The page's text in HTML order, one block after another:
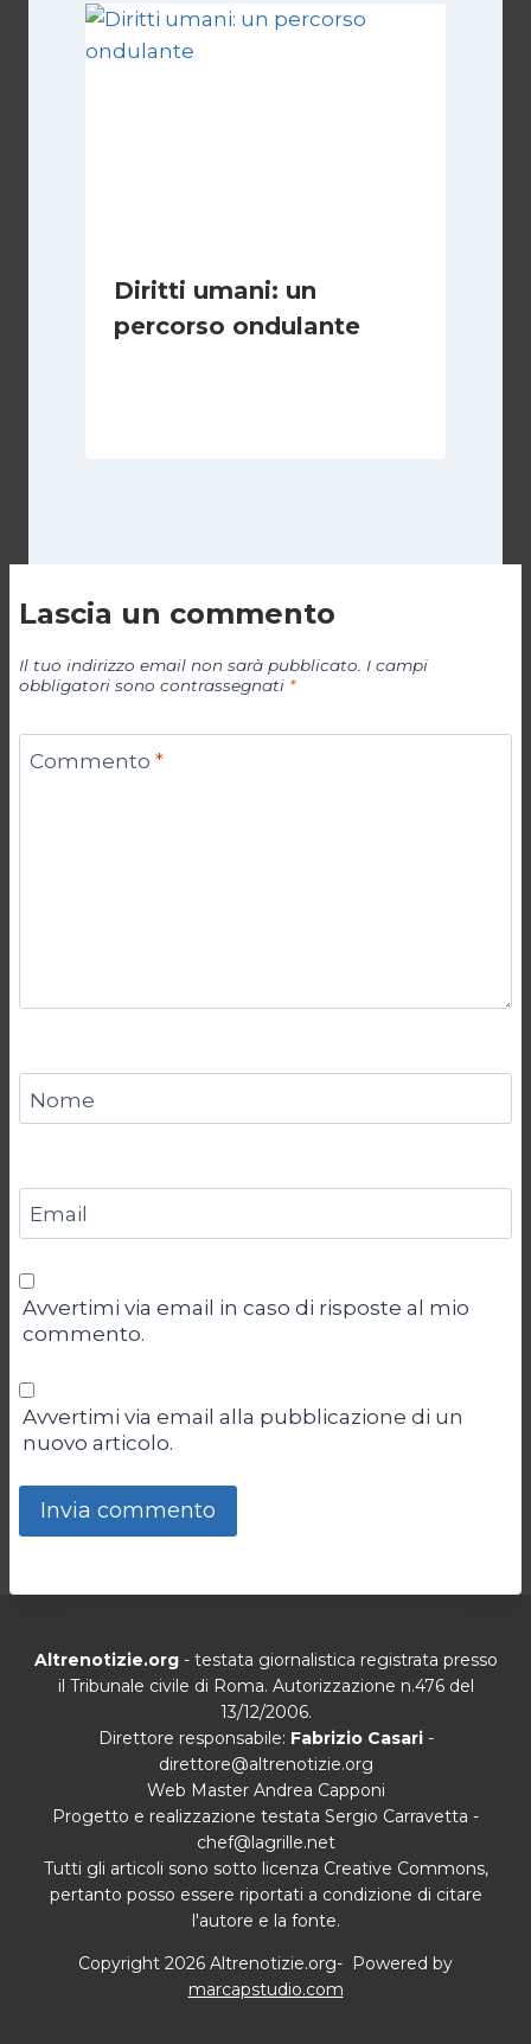
Diritti umani: un
percorso ondulante
Lascia un commento
Il tuo indirizzo email non sarà pubblicato. I campi
obbligatori sono contrassegnati *
Commento *
Nome
Email
Avvertimi via email in caso di risposte al mio
commento.
Avvertimi via email alla pubblicazione di un
nuovo articolo.
Altrenotizie.org- testata giornalistica registrata presso
il Tribunale civile di Roma. Autorizzazione n.476 del
13/12/2006.
Direttore responsabile: Fabrizio Casari-
direttore@altrenotizie.org
Web Master Andrea Capponi
Progetto e realizzazione testata Sergio Carravetta -
chef@lagrille.net
Tutti gli articoli sono sotto licenza Creative Commons,
pertanto posso essere riportati a condizione di citare
l'autore e la fonte.
Copyright 2026 Altrenotizie.org- Powered by
marcapstudio.com